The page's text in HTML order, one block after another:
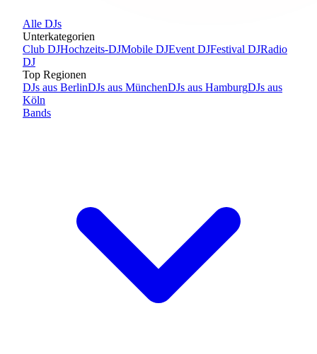
Alle DJs
Unterkategorien
Club DJHochzeits-DJMobile DJEvent DJFestival DJRadio
DJ
Top Regionen
DJs aus BerlinDJs aus MünchenDJs aus HamburgDJs aus
Köln
Bands